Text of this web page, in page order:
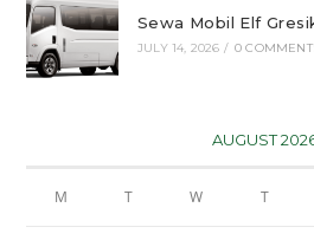
Sewa Mobil Elf
JULY 14, 2026 / 0
AUGUST
M T W T